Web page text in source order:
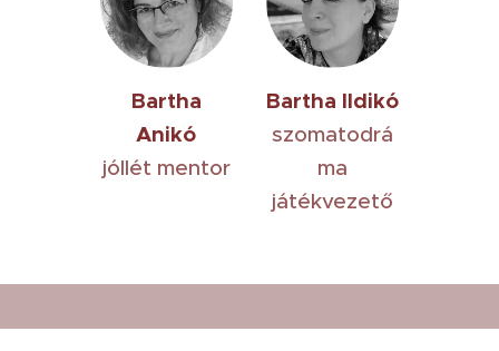
Bartha
Anikó
jóllét mentor
Bartha Ildikó
szomatodrá
ma
játékvezető